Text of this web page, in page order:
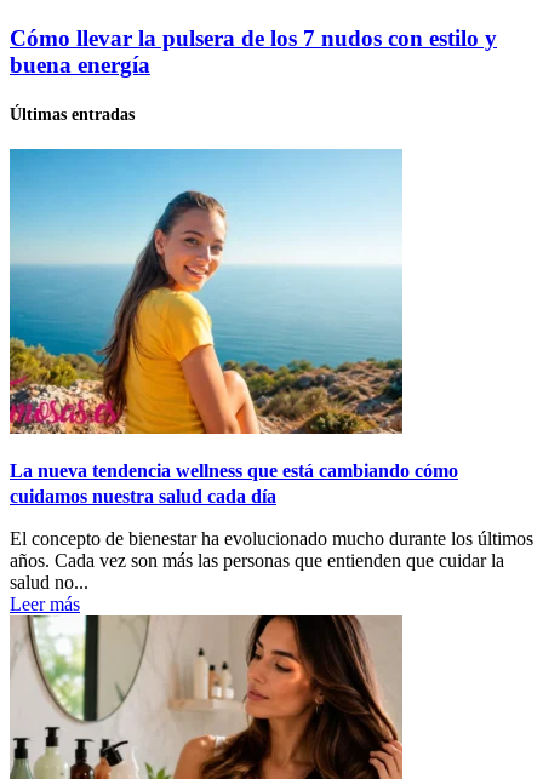
Cómo llevar la pulsera de los 7 nudos con estilo y
buena energía
Últimas entradas
La nueva tendencia wellness que está cambiando cómo
cuidamos nuestra salud cada día
El concepto de bienestar ha evolucionado mucho durante los últimos
años. Cada vez son más las personas que entienden que cuidar la
salud no...
Leer más